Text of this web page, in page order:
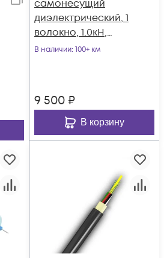
самонесущий
диэлектрический, 1
волокно, 1.0кН,
катушка 2км.
В наличии: 100+ км
9 500 ₽
В корзину